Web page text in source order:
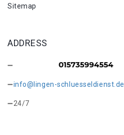
Sitemap
ADDRESS
info@lingen-schluesseldienst.de
24/7